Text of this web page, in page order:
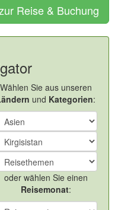
Reise & Buchung
Wählen Sie aus unseren
und Kategorien:
oder wählen Sie einen
Reisemonat: